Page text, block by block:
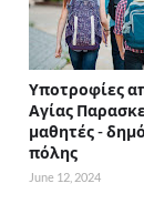
Υποτροφίες
Αγίας
μαθητές -
πόλης
June 12, 2024